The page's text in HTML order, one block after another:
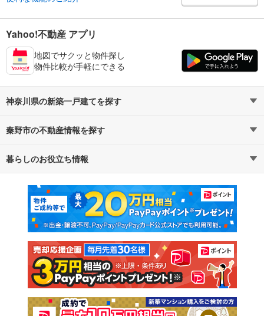
Yahoo!不動産 アプリ
地図でサクッと物件探し
物件比較が手軽にできる
神奈川県の新築一戸建てを探す
路線・駅から探す
通勤・通学時間から探す
秦野市の不動産情報を探す
不動産・住宅
新築マンション 中古マンション
新築一戸建て 中古一戸建て
注文住宅 土地
売却査定
暮らしのお役立ち情報
マンションカタログ 教えて！住まいの先生